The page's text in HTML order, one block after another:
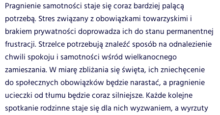
Pragnienie samotności staje się coraz bardziej palącą
potrzebą. Stres związany z obowiązkami towarzyskimi i
brakiem prywatności doprowadza ich do stanu permanentnej
frustracji. Strzelce potrzebują znaleźć sposób na odnalezienie
chwili spokoju i samotności wśród wielkanocnego
zamieszania. W miarę zbliżania się święta, ich zniechęcenie
do społecznych obowiązków będzie narastać, a pragnienie
ucieczki od tłumu będzie coraz silniejsze. Każde kolejne
spotkanie rodzinne staje się dla nich wyzwaniem, a wyrzuty